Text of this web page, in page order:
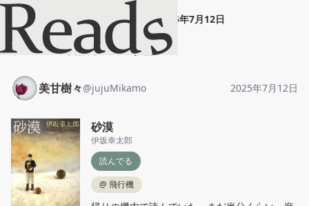
美甘樹々" 砂漠" 2025年7月12日
ホーム 美甘樹々 投稿
美甘樹々@jujuMikamo 2025年7月12日
砂漠
伊坂幸太郎
読んでる
@ 飛行機